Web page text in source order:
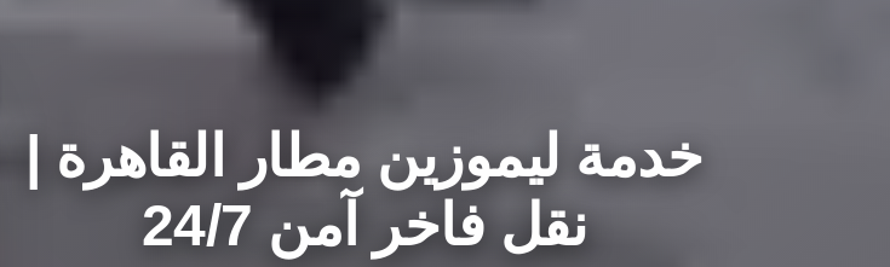
خدمة ليموزين مطار القاهرة |
نقل فاخر آمن 24/7